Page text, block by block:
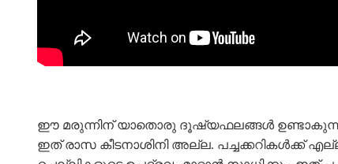
ഈ മരുന്നിന് യാതൊരു ദൂഷ്യഫലങ്ങൾ
ഇത് രാസ കീടനാശിനി അല്ല. പച്ചക്കറികൾക്ക്